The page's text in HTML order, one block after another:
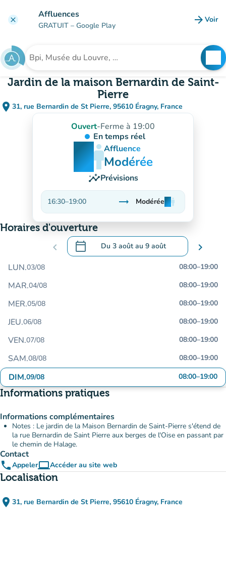
clear Affluences
GRATUIT – Google Play arrow_forward Voir
Rechercher un établissement
Jardin de la maison Bernardin de Saint-
Pierre
place 31, rue Bernardin de St Pierre, 95610 Éragny, France
(ouvrir dans Google Maps)
(nouvel onglet)
Ouvert-Ferme à 19:00
En temps réel
man
man
manAffluence
Modérée
insightsPrévisions
16:30–19:00 trending_flat
Stable
Modéréeman
man
man
Horaires d'ouverture
chevron_left calendar_today Du 3 aoûtau 9 août
.Ouvrir le calendrier pour changer de
chevron_right
LUN.03/08 08:00–19:00
MAR.04/08 08:00–19:00
MER.05/08 08:00–19:00
JEU.06/08 08:00–19:00
VEN.07/08 08:00–19:00
SAM.08/08 08:00–19:00
DIM.09/08 08:00–19:00
Informations pratiques
Informations complémentaires
Notes : Le jardin de la Maison Bernardin de Saint-Pierre s'étend de
la rue Bernardin de Saint Pierre aux berges de l'Oise en passant par
le chemin de Halage.
Contact
phoneAppelercomputerAccéder au site web
(nouvel onglet)
Localisation
place 31, rue Bernardin de St Pierre, 95610 Éragny, France
(ouvrir dans Google Maps)
(nouvel onglet)